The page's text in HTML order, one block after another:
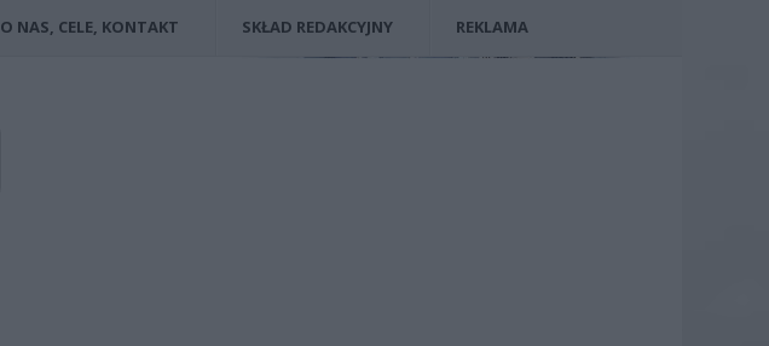
O NAS, CELE, KONTAKT SKŁAD REDAKCYJNY REKLAMA